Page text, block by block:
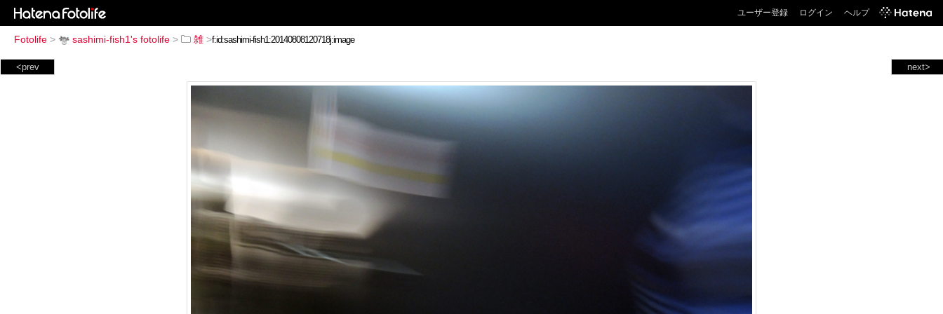
ユーザー登録 ログイン ヘルプ
Fotolife > sashimi-fish1's fotolife > 雑 >
next>
<prev